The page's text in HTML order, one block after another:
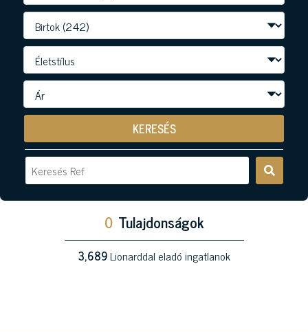
KERESÉS
0 Tulajdonságok
3,689Lionarddal eladó ingatlanok